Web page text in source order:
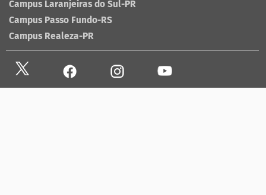
Campus Laranjeiras do Sul-PR
Campus Passo Fundo-RS
Campus Realeza-PR